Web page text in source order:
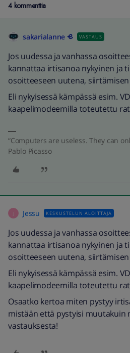
4 kommenttia
sakarialanne VASTAUS
Jos uudessa ja vanhassa
kannattaa irtisanoa nykyinen ja
osoitteeseen uutena, siirtämisen
Eli nykyisessä kämpässä esim.
kaapelimodeemilla toteutettu
“Computers are useless. They can
Pablo Picasso
Jessu KESKUSTELUN ALOITTAJA
Jos uudessa ja vanhassa
kannattaa irtisanoa nykyinen ja
osoitteeseen uutena, siirtämisen
Eli nykyisessä kämpässä esim.
kaapelimodeemilla toteutettu
Osaatko kertoa miten pystyy
mistään että pystyisi muutakuin
vastauksesta!